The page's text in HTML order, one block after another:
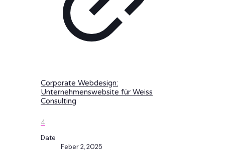
Corporate Webdesign:
Unternehmenswebsite für Weiss
Consulting
4
Date
Feber 2, 2025